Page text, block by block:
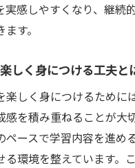
実感しやすくなり、継続
す。
しく身につける工夫と
楽しく身につけるために
感を積み重ねることが大
ペースで学習内容を進め
環境を整えています。こ